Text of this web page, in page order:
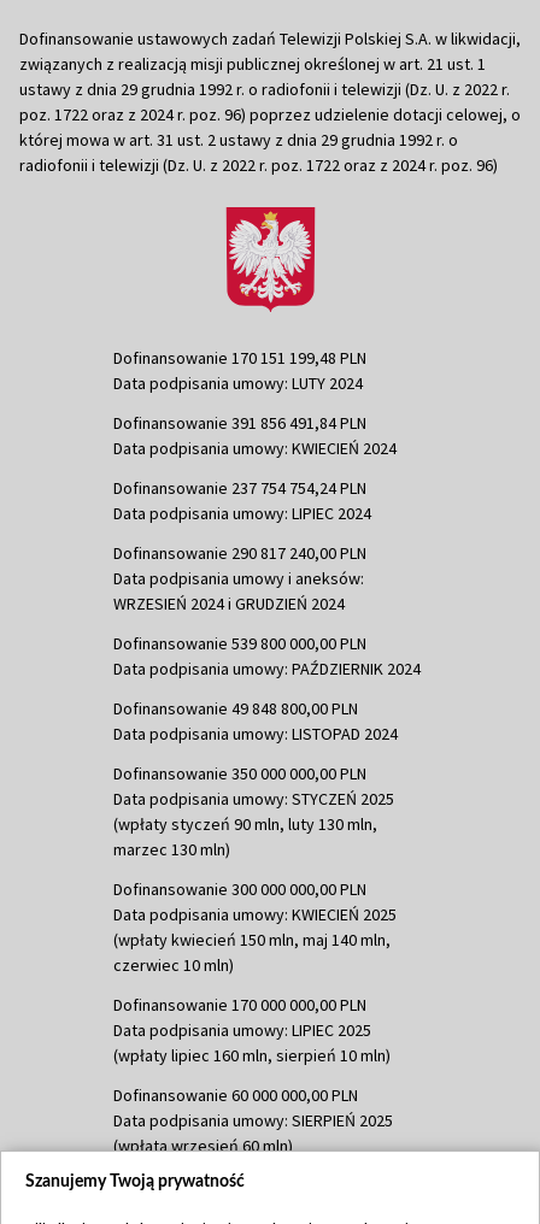
Dofinansowanie ustawowych zadań Telewizji Polskiej S.A. w likwidacji,
związanych z realizacją misji publicznej określonej w art. 21 ust. 1
ustawy z dnia 29 grudnia 1992 r. o radiofonii i telewizji (Dz. U. z 2022 r.
poz. 1722 oraz z 2024 r. poz. 96) poprzez udzielenie dotacji celowej, o
której mowa w art. 31 ust. 2 ustawy z dnia 29 grudnia 1992 r. o
radiofonii i telewizji (Dz. U. z 2022 r. poz. 1722 oraz z 2024 r. poz. 96)
Dofinansowanie 170 151 199,48 PLN
Data podpisania umowy: LUTY 2024
Dofinansowanie 391 856 491,84 PLN
Data podpisania umowy: KWIECIEŃ 2024
Dofinansowanie 237 754 754,24 PLN
Data podpisania umowy: LIPIEC 2024
Dofinansowanie 290 817 240,00 PLN
Data podpisania umowy i aneksów:
WRZESIEŃ 2024 i GRUDZIEŃ 2024
Dofinansowanie 539 800 000,00 PLN
Data podpisania umowy: PAŹDZIERNIK 2024
Dofinansowanie 49 848 800,00 PLN
Data podpisania umowy: LISTOPAD 2024
Dofinansowanie 350 000 000,00 PLN
Data podpisania umowy: STYCZEŃ 2025
(wpłaty styczeń 90 mln, luty 130 mln,
marzec 130 mln)
Dofinansowanie 300 000 000,00 PLN
Data podpisania umowy: KWIECIEŃ 2025
(wpłaty kwiecień 150 mln, maj 140 mln,
czerwiec 10 mln)
Dofinansowanie 170 000 000,00 PLN
Data podpisania umowy: LIPIEC 2025
(wpłaty lipiec 160 mln, sierpień 10 mln)
Dofinansowanie 60 000 000,00 PLN
Data podpisania umowy: SIERPIEŃ 2025
(wpłata wrzesień 60 mln)
Dofinansowanie 635 783 051,21 PLN
Szanujemy Twoją prywatność